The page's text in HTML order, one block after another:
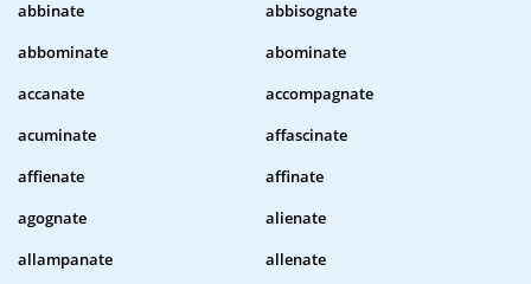
abbinate
abbisognate
abbominate
abominate
accanate
accompagnate
acuminate
affascinate
affienate
affinate
agognate
alienate
allampanate
allenate